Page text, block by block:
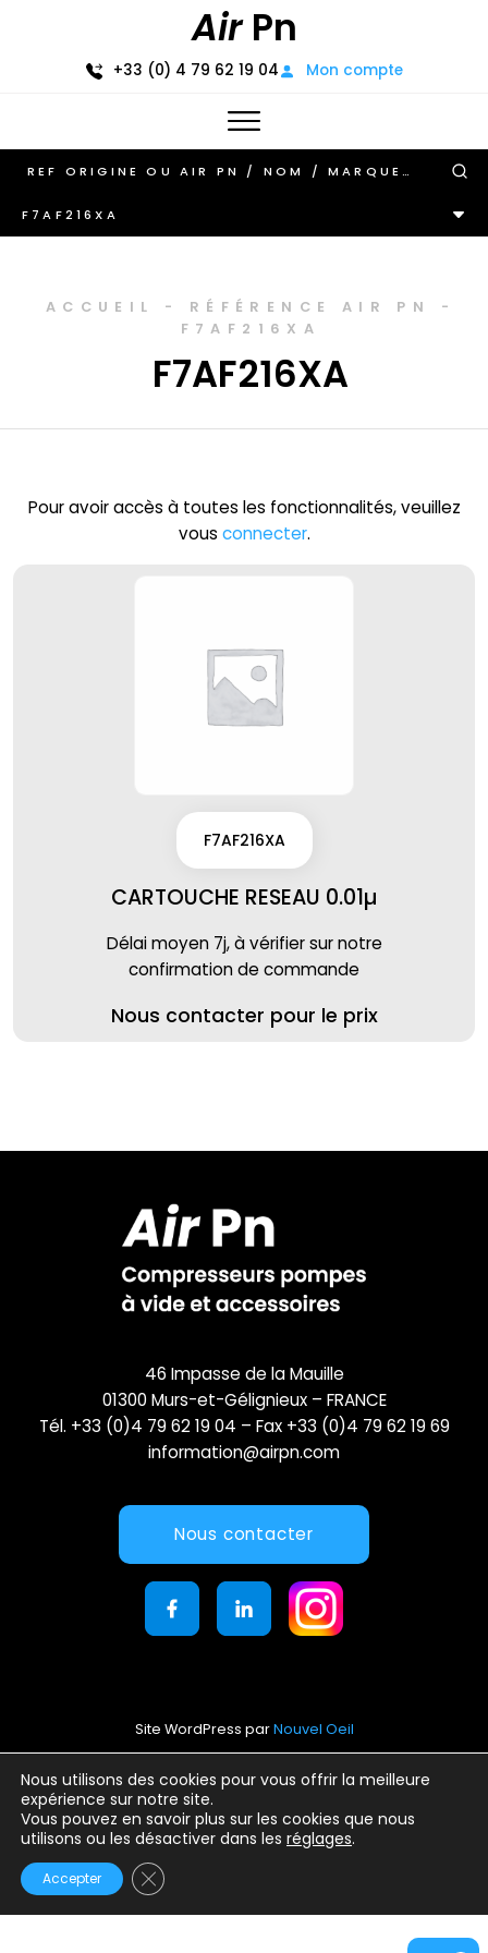
AirPn
+33 (0) 4 79 62 19 04 Mon compte
F7AF216XA
ACCUEIL - RÉFÉRENCE AIR PN
-
F7AF216XA
F7AF216XA
Pour avoir accès à toutes les fonctionnalités, veuillez
vous connecter.
F7AF216XA
CARTOUCHE RESEAU 0.01µ
Délai moyen 7j, à vérifier sur notre
confirmation de commande
Nous contacter pour le prix
Nous utilisons des cookies pour vous offrir la meilleure
expérience sur notre site.
Vous pouvez en savoir plus sur les cookies que nous
utilisons ou les désactiver dans les réglages.
Accepter Fermer la bannière des cookies GDPR
46 Impasse de la Mauille
01300 Murs-et-Gélignieux – FRANCE
Tél. +33 (0)4 79 62 19 04 – Fax +33 (0)4 79 62 19 69
information@airpn.com
Nous contacter
Site WordPress parNouvel Oeil
Mentions légales
Conditions générales d’utilisation
Politique de confidentialité